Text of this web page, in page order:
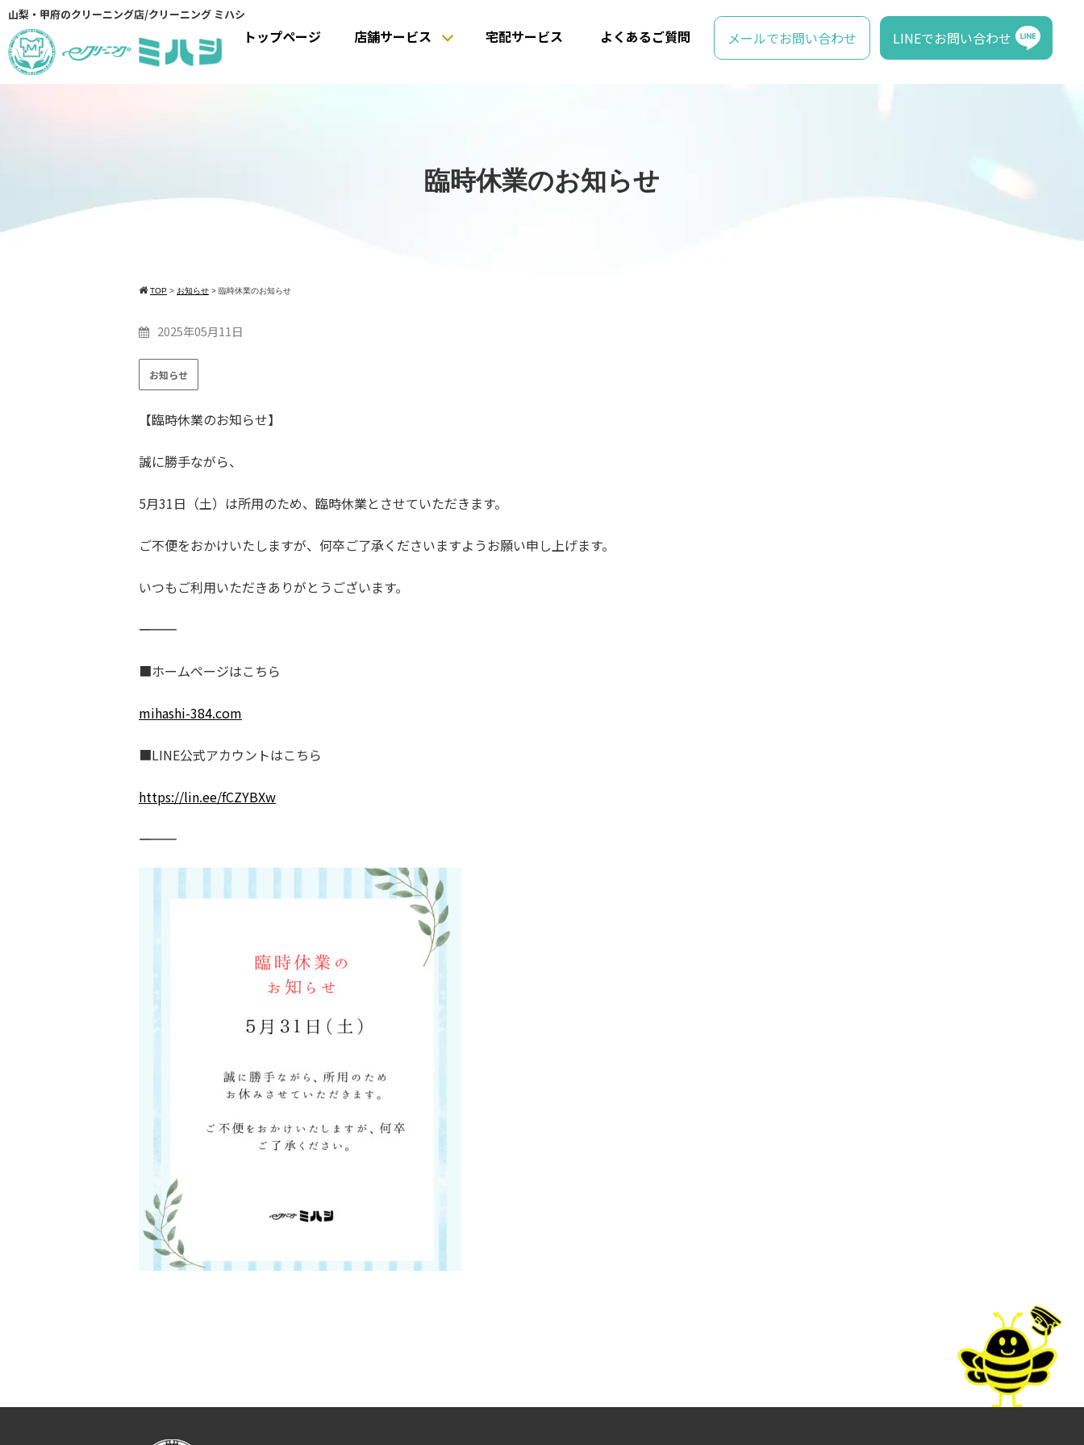
山梨・甲府のクリーニング店/クリーニング ミハシ
トップページ 店舗サービス 宅配サービス よくあるご質問 メールでお問い合わせ LINEでお問い合わせ
臨時休業のお知らせ
TOP > お知らせ > 臨時休業のお知らせ
2025年05月11日
お知らせ
【臨時休業のお知らせ】
誠に勝手ながら、
5月31日（土）は所用のため、臨時休業とさせていただきます。
ご不便をおかけいたしますが、何卒ご了承くださいますようお願い申し上げます。
いつもご利用いただきありがとうございます。
――――――――――
■ホームページはこちら
mihashi-384.com
■LINE公式アカウントはこちら
https://lin.ee/fCZYBXw
――――――――――